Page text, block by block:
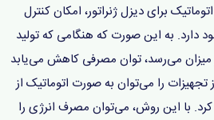
برای دیزل ژنراتور، امکان کنترل
دارد. به این صورت که هنگامی که تولید
میزان می‌رسد، توان مصرفی کاهش می‌یابد
را می‌توان به صورت اتوماتیک از
با این روش، می‌توان مصرف انرژی را